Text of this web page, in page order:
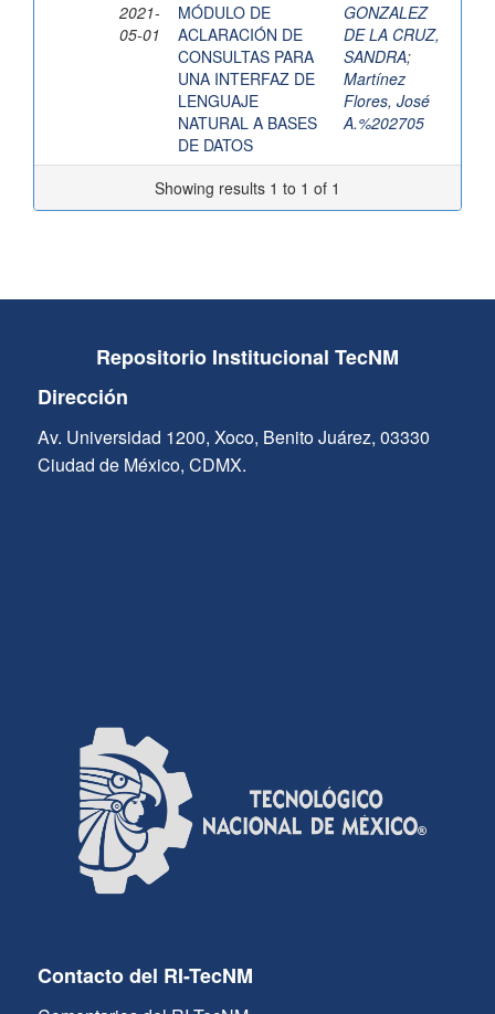
2021-
05-01
MÓDULO DE
ACLARACIÓN DE
CONSULTAS PARA
UNA INTERFAZ DE
LENGUAJE
NATURAL A BASES
DE DATOS
GONZALEZ
DE LA CRUZ,
SANDRA;
Martínez
Flores, José
A.%202705
Showing results 1 to 1 of 1
Repositorio Institucional TecNM
Dirección
Av. Universidad 1200, Xoco, Benito Juárez, 03330
Ciudad de México, CDMX.
Contacto del RI-TecNM